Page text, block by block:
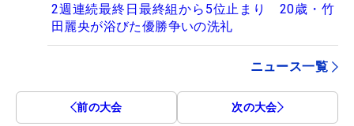
2週連続最終日最終組から5位止まり 20歳・竹
田麗央が浴びた優勝争いの洗礼
ニュース一覧
前の大会 次の大会